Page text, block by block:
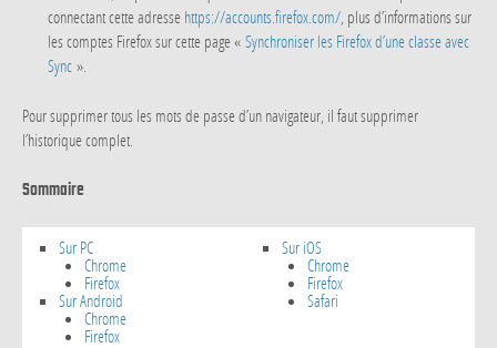
connectant cette adresse https://accounts.firefox.com/, plus d’informations sur
les comptes Firefox sur cette page « Synchroniser les Firefox d’une classe avec
Sync».
Pour supprimer tous les mots de passe d’un navigateur, il faut supprimer
l’historique complet.
Sommaire
Sur PC
Chrome
Firefox
Sur Android
Chrome
Firefox
Sur iOS
Chrome
Firefox
Safari